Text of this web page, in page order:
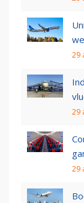
29
29
29